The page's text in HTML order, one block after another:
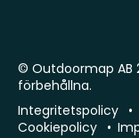
© Outdoormap AB
förbehållna.
Integritetspolicy
Cookiepolicy